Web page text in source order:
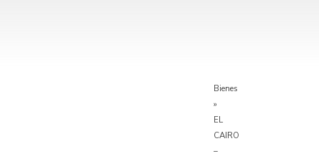
Bienes
»
EL
CAIRO
–